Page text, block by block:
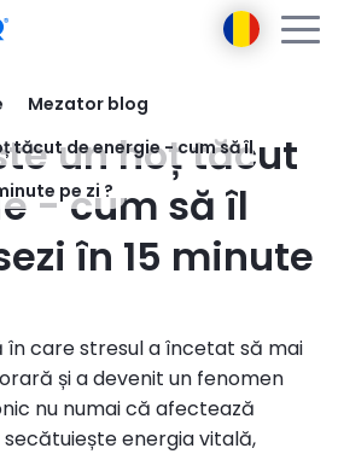
BRT 2 gen
HealthPack
noi
de contact
Mezator blog
tăcut de energie - cum să îl
pe zi ?
un hoț tăcut
- cum să îl
în 15 minute
care stresul a încetat să mai
și a devenit un fenomen
nu numai că afectează
energia vitală,